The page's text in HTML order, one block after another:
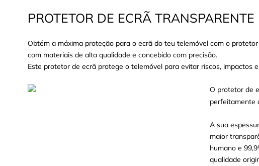
PROTETOR DE ECRÃ TRANSPARENTE
Obtém a máxima proteção para o ecrã do teu telemóvel com o
com materiais de alta qualidade e concebido com precisão.
Este protetor de ecrã protege o telemóvel para evitar riscos, impactos
O protetor de
perfeitamente
A sua
maior
humano e
qualidade